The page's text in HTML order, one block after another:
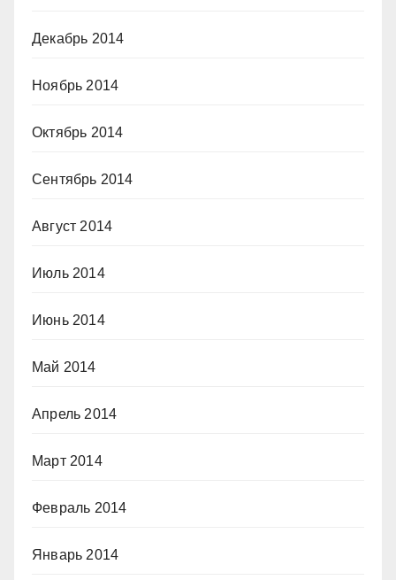
Декабрь 2014
Ноябрь 2014
Октябрь 2014
Сентябрь 2014
Август 2014
Июль 2014
Июнь 2014
Май 2014
Апрель 2014
Март 2014
Февраль 2014
Январь 2014